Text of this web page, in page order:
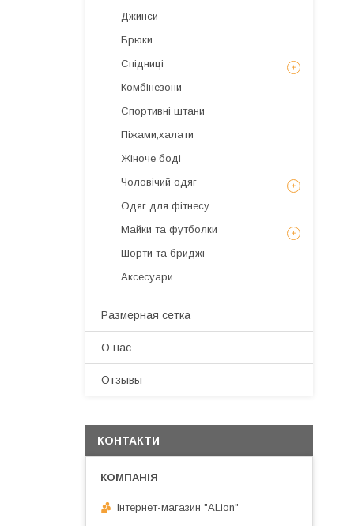
Джинси
Брюки
Спідниці
Комбінезони
Спортивні штани
Піжами,халати
Жіноче боді
Чоловічий одяг
Одяг для фітнесу
Майки та футболки
Шорти та бриджі
Аксесуари
Размерная сетка
О нас
Отзывы
КОНТАКТИ
Інтернет-магазин "ALіon"